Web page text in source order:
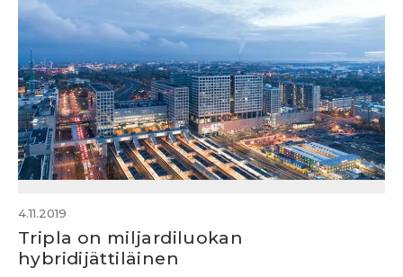
4.11.2019
Tripla on miljardiluokan
hybridijättiläinen